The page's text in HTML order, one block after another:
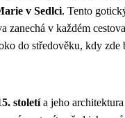
v Sedlci. Tento
zanechá v každém
do středověku, kdy
stoletía jeho